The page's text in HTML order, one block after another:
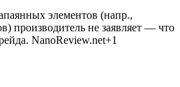
элементов (напр.,
производитель не заявляет — что
NanoReview.net+1